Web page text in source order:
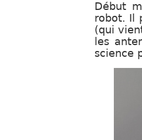
Début
robot. Il
(qui
les
science